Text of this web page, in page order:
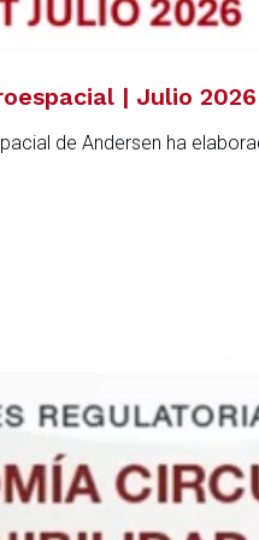
| Julio 2026
de Andersen ha